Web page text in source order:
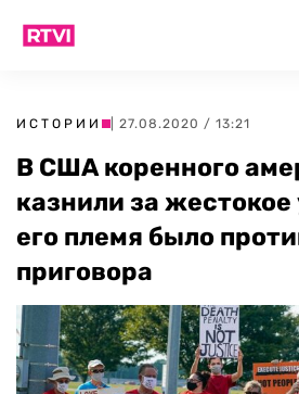
ИСТОРИИ | 27.08.2020 / 13:21
В США коренного
казнили за
его племя было
приговора